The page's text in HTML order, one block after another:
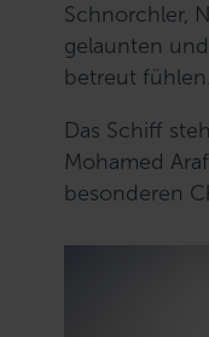
Schnorchler,
gelaunten
betreut fühlen.
Das Schiff
Mohamed
besonderen